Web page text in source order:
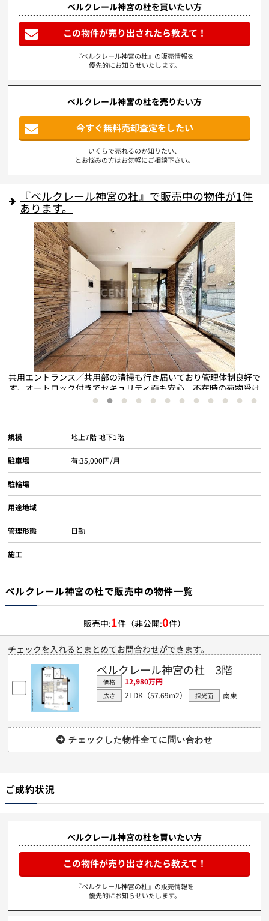
ベルクレール神宮の杜を買いたい方
この物件が売り出されたら教えて！
『ベルクレール神宮の杜』の販売情報を
優先的にお知らせいたします。
ベルクレール神宮の杜を売りたい方
今すぐ無料売却査定をしたい
いくらで売れるのか知りたい、
とお悩みの方はお気軽にご相談下さい。
『ベルクレール神宮の杜』で販売中の物件が1件
あります。
共用エントランス／共用部の清掃も行き届いており管理体制良好で
す。オートロック付きでセキュリティ面も安心、不在時の荷物受け
取りに便利な宅配ボックスも設置されております。 エントランス
規模 地上7階 地下1階
駐車場 有:35,000円/月
駐輪場
用途地域
管理形態 日勤
施工
ベルクレール神宮の杜で販売中の物件一覧
販売中:1件（非公開:0件）
チェックを入れるとまとめてお問合わせができます。
ベルクレール神宮の杜 3階
価格 12,980万円
広さ 2LDK（57.69m2） 採光面 南東
ご成約状況
ベルクレール神宮の杜を買いたい方
この物件が売り出されたら教えて！
『ベルクレール神宮の杜』の販売情報を
優先的にお知らせいたします。